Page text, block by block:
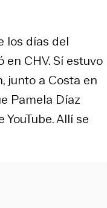
los días del
en CHV. Sí estuvo
junto a Costa en
Pamela Díaz
Allí se